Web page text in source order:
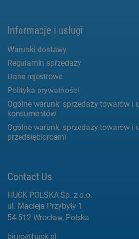
Informacje i usługi
Warunki dostawy
Regulamin sprzedaży
Dane rejestrowe
Polityka prywatności
Ogólne warunki sprzedaży towarów i
konsumentów
Ogólne warunki sprzedaży towarów i
przedsiębiorcami
Contact Us
HUCK POLSKA Sp. z o.o.
ul. Macieja Przybyły 1
54-512 Wrocław, Polska
biuro@huck.pl